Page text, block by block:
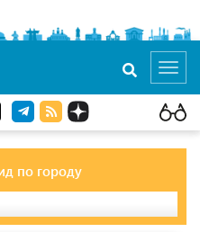
по городу